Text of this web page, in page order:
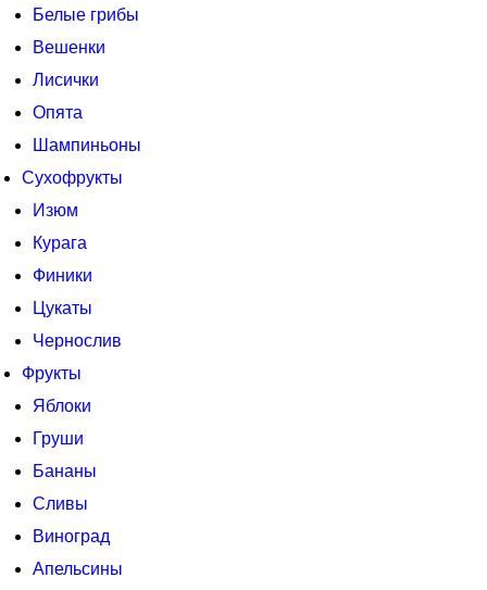
Белые грибы
Вешенки
Лисички
Опята
Шампиньоны
Сухофрукты
Изюм
Курага
Финики
Цукаты
Чернослив
Фрукты
Яблоки
Груши
Бананы
Сливы
Виноград
Апельсины